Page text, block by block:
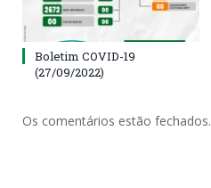
Boletim COVID-19
(27/09/2022)
Os comentários estão fechados.